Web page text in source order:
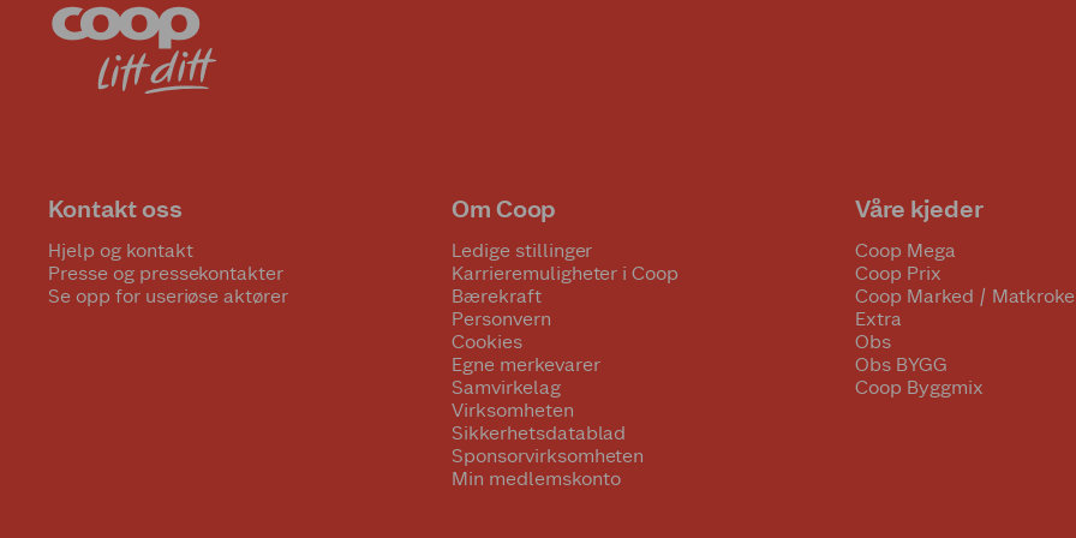
Kontakt oss
Hjelp og kontakt
Presse og pressekontakter
Se opp for useriøse aktører
Om Coop
Ledige stillinger
Karrieremuligheter i Coop
Bærekraft
Personvern
Cookies
Egne merkevarer
Samvirkelag
Virksomheten
Sikkerhetsdatablad
Sponsorvirksomheten
Min medlemskonto
Våre kjeder
Coop Mega
Coop Prix
Coop Marked /
Extra
Obs
Obs BYGG
Coop Byggmix